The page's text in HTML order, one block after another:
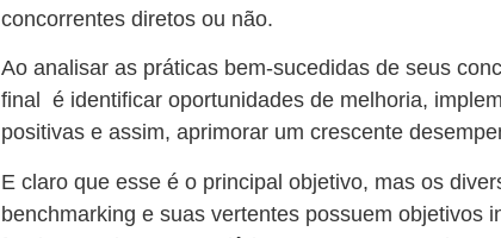
concorrentes diretos ou não.
Ao analisar as práticas bem-sucedidas de seus
final é identificar oportunidades de melhoria,
positivas e assim, aprimorar um crescente
E claro que esse é o principal objetivo, mas os
benchmarking e suas vertentes possuem objetivos